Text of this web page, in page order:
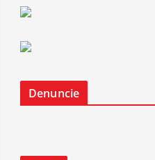
Denuncie